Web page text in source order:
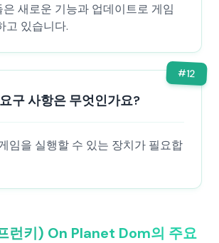
은 새로운 기능과 업데이트로 게임
고 있습니다.
#12
구 사항은 무엇인가요?
임을 실행할 수 있는 장치가 필요합
런키) On Planet Dom의 주요